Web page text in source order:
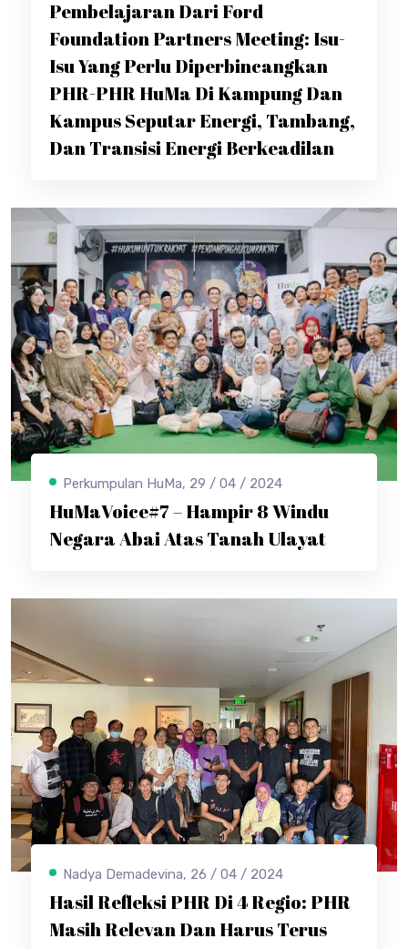
Pembelajaran Dari Ford
Foundation Partners Meeting: Isu-
Isu Yang Perlu Diperbincangkan
PHR-PHR HuMa Di Kampung Dan
Kampus Seputar Energi, Tambang,
Dan Transisi Energi Berkeadilan
Perkumpulan HuMa, 29 / 04 / 2024
HuMaVoice#7 – Hampir 8 Windu
Negara Abai Atas Tanah Ulayat
Nadya Demadevina, 26 / 04 / 2024
Hasil Refleksi PHR Di 4 Regio: PHR
Masih Relevan Dan Harus Terus